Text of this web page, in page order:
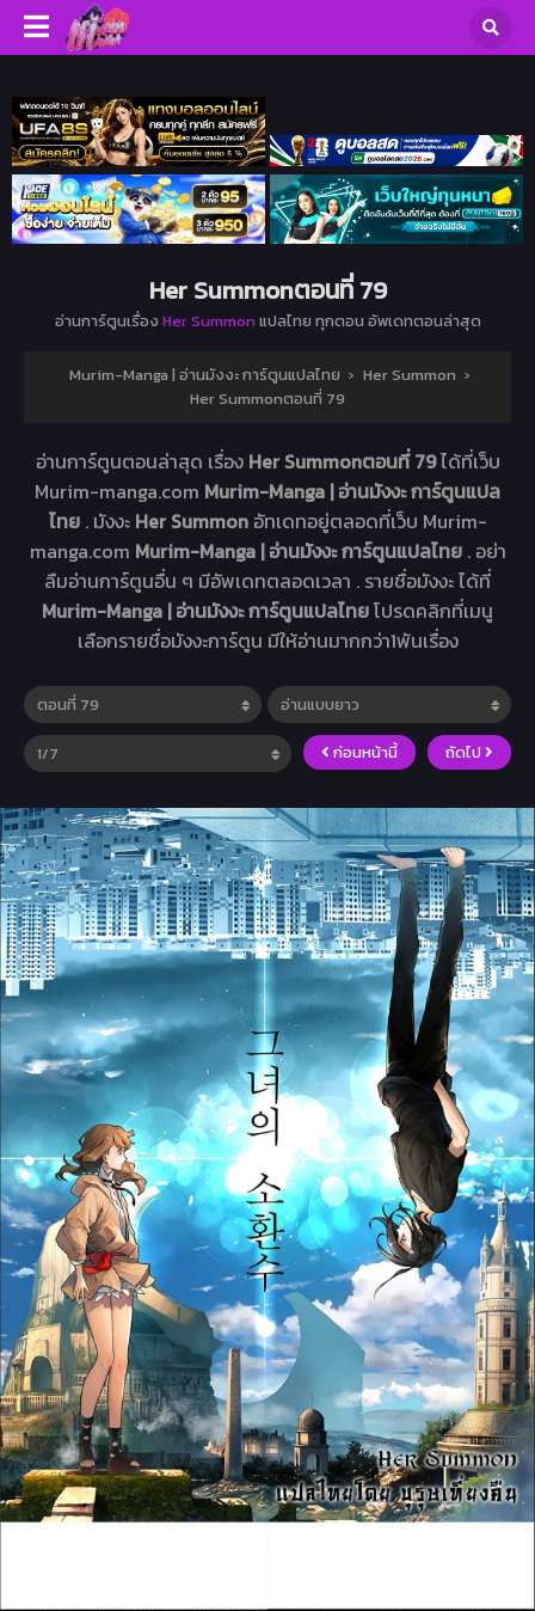
Her Summonตอนที่ 79
อ่านการ์ตูนเรื่อง Her Summon แปลไทย ทุกตอน อัพเดทตอนล่าสุด
Murim-Manga | อ่านมังงะ การ์ตูนแปลไทย › Her Summon ›
Her Summonตอนที่ 79
อ่านการ์ตูนตอนล่าสุด เรื่อง Her Summonตอนที่ 79ได้ที่เว็บ
Murim-manga.com Murim-Manga | อ่านมังงะ การ์ตูนแปล
ไทย . มังงะ Her Summon อัทเดทอยู่ตลอดที่เว็บ Murim-
manga.com Murim-Manga | อ่านมังงะ การ์ตูนแปลไทย . อย่า
ลืมอ่านการ์ตูนอื่น ๆ มีอัพเดทตลอดเวลา . รายชื่อมังงะ ได้ที่
Murim-Manga | อ่านมังงะ การ์ตูนแปลไทยโปรดคลิกที่เมนู
เลือกรายชื่อมังงะการ์ตูน มีให้อ่านมากกว่า1พันเรื่อง
ก่อนหน้านี้ ถัดไป